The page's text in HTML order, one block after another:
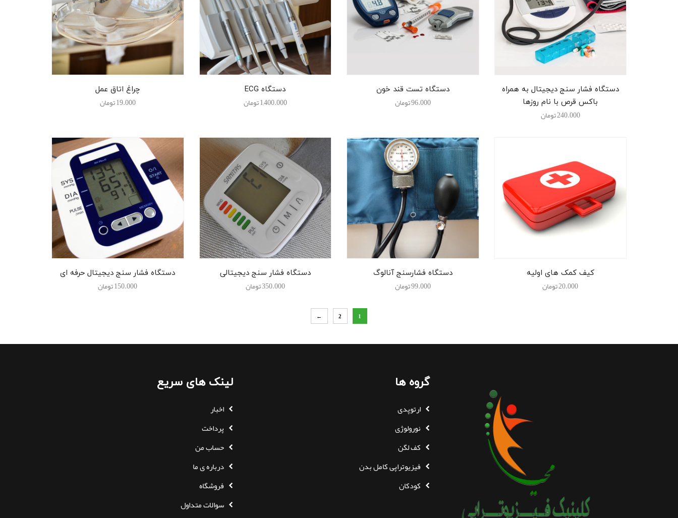
چراغ اتاق عمل
19.000تومان
دستگاه ECG
1,400.000تومان
دستگاه تست قند خون
96.000تومان
دستگاه فشار سنج دیجیتال به همراه
باکس قرص با نام روزها
240.000تومان
دستگاه فشار سنج دیجیتال حرفه ای
150.000تومان
دستگاه فشار سنج دیجیتالی
350.000تومان
دستگاه فشارسنج آنالوگ
99.000تومان
کیف کمک های اولیه
20.000تومان
1
2
←
گروه ها
ارتوپدی
نورولوژی
کف لگن
فیزیوتراپی کامل بدن
کودکان
لینک های سریع
اخبار
پرداخت
حساب من
درباره ی ما
فروشگاه
سوالات متداول